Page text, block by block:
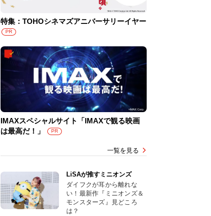
特集：TOHOシネマズアニバーサリーイヤー
PR
IMAXスペシャルサイト「IMAXで観る映画
は最高だ！」
PR
一覧を見る
LiSAが推すミニオンズ
ダイフクが耳から離れな
い！最新作『ミニオンズ＆
モンスターズ』見どころ
は？